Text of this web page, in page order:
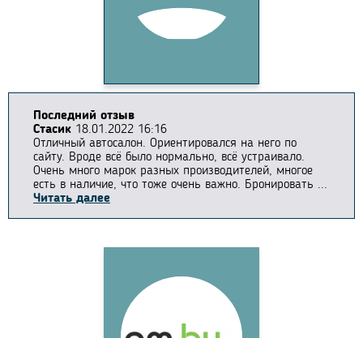
Последний отзыв
Стасик 18.01.2022 16:16
Отличный автосалон. Ориентировался на него по
сайту. Вроде всё было нормально, всё устраивало.
Очень много марок разных производителей, многое
есть в наличие, что тоже очень важно. Бронировать ...
Читать далее